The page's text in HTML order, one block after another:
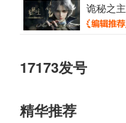
诡秘之主
17173发号
精华推荐